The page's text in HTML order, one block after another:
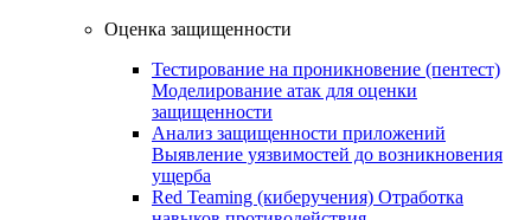
Оценка защищенности
Тестирование на проникновение (пентест)
Моделирование атак для оценки
защищенности
Анализ защищенности приложений
Выявление уязвимостей до возникновения
ущерба
Red Teaming (киберучения) Отработка